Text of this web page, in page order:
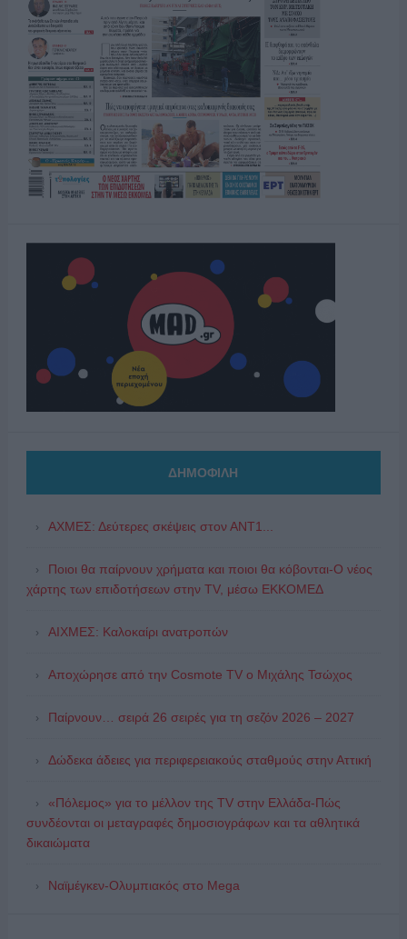
ΔΗΜΟΦΙΛΗ
ΑΧΜΕΣ: Δεύτερες σκέψεις στον ΑΝΤ1...
Ποιοι θα παίρνουν χρήματα και ποιοι θα κόβονται-Ο νέος
χάρτης των επιδοτήσεων στην TV, μέσω ΕΚΚΟΜΕΔ
ΑΙΧΜΕΣ: Καλοκαίρι ανατροπών
Αποχώρησε από την Cosmote TV o Μιχάλης Τσώχος
Παίρνουν… σειρά 26 σειρές για τη σεζόν 2026 – 2027
Δώδεκα άδειες για περιφερειακούς σταθμούς στην Αττική
«Πόλεμος» για το μέλλον της TV στην Ελλάδα-Πώς
συνδέονται οι μεταγραφές δημοσιογράφων και τα αθλητικά
δικαιώματα
Ναϊμέγκεν-Ολυμπιακός στο Mega